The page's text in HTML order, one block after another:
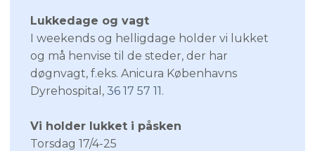
Lukkedage og vagt
I weekends og helligdage holder vi lukket
og må henvise til de steder, der har
døgnvagt, f.eks. Anicura Københavns
Dyrehospital,36 17 57 11.
Vi holder lukket i påsken
Torsdag 17/4-25